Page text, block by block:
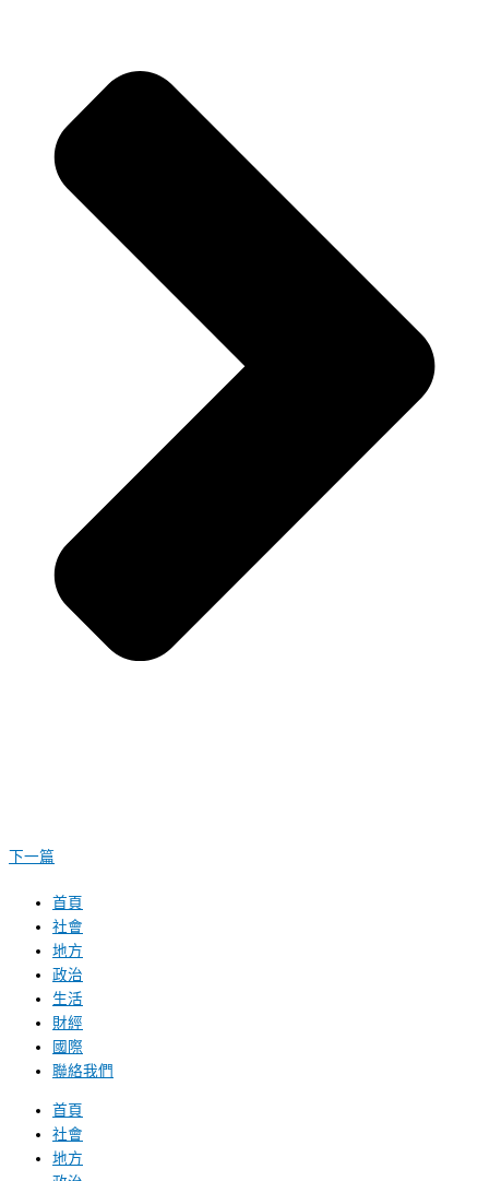
下一篇
首頁
社會
地方
政治
生活
財經
國際
聯絡我們
首頁
社會
地方